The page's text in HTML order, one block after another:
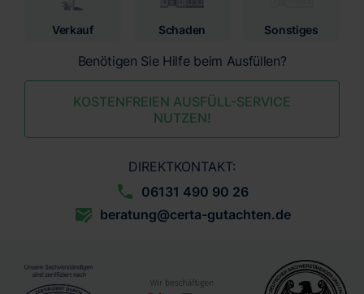
Verkauf Schaden Sonstiges
Benötigen Sie Hilfe beim Ausfüllen?
KOSTENFREIEN AUSFÜLL-SERVICE
NUTZEN!
DIREKTKONTAKT:
06131 490 90 26
beratung@certa-gutachten.de